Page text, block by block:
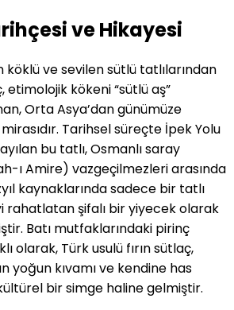
ve Hikayesi
köklü ve sevilen sütlü tatlılarından
etimolojik kökeni “sütlü aş”
Orta Asya’dan günümüze
Tarihsel süreçte İpek Yolu
bu tatlı, Osmanlı saray
ı Amire) vazgeçilmezleri arasında
kaynaklarında sadece bir tatlı
rahatlatan şifalı bir yiyecek olarak
Batı mutfaklarındaki pirinç
olarak, Türk usulü fırın sütlaç,
yoğun kıvamı ve kendine has
bir simge haline gelmiştir.